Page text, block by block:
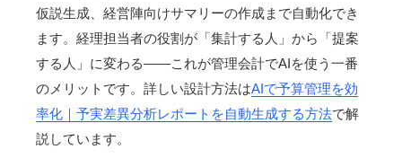
仮説生成、経営陣向けサマリーの作成まで自動化でき
ます。経理担当者の役割が「集計する人」から「提案
する人」に変わる——これが管理会計でAIを使う一番
のメリットです。詳しい設計方法はAIで予算管理を効
率化｜予実差異分析レポートを自動生成する方法で解
説しています。